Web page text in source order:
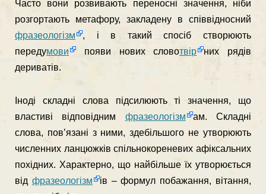
Часто вони розвивають переносні значення, ніби
розгортають метафору, закладену в співвідносний
фразеологізм
, і в такий спосіб створюють
передумови появи нових словотвір
них рядів
дериватів.
Іноді складні слова підсилюють ті значення, що
властиві відповідним фразеологізм
ам. Складні
слова, пов’язані з ними, здебільшого не утворюють
численних ланцюжків спільнокореневих афіксальних
похідних. Характерно, що найбільше їх утворюється
від фразеологізм
ів – формул побажання, вітання,